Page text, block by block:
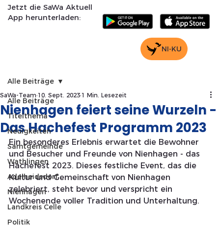
Jetzt die SaWa Aktuell
App herunterladen:
NI-KU
Alle Beiträge
Titelthema
Neuigkeiten
Samtgemeinde
Wathlingen
Adelheidsdorf
Nienhagen
Landkreis Celle
Politik
Alle Beiträge
Nienhagen feiert seine Wurzeln -
Das Hachefest Programm 2023
SaWa-Team 10. Sept. 2023 1 Min. Lesezeit
Ein besonderes Erlebnis erwartet die Bewohner
und Besucher und Freunde von Nienhagen - das
Hachefest 2023. Dieses festliche Event, das die
Kultur und Gemeinschaft von Nienhagen
zelebriert, steht bevor und verspricht ein
Wochenende voller Tradition und Unterhaltung.